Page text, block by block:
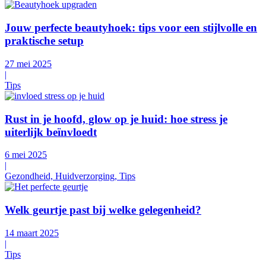
Jouw perfecte beautyhoek: tips voor een stijlvolle en
praktische setup
27 mei 2025
|
Tips
Rust in je hoofd, glow op je huid: hoe stress je
uiterlijk beïnvloedt
6 mei 2025
|
Gezondheid, Huidverzorging, Tips
Welk geurtje past bij welke gelegenheid?
14 maart 2025
|
Tips